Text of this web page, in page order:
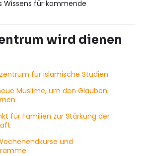
Wissens für kommende
wird dienen
für islamische Studien
Muslime, um den Glauben
für Familien zur Stärkung der
und